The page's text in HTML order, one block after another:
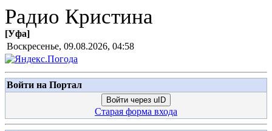
Радио Кристина
[Уфа]
Воскресенье, 09.08.2026, 04:58
Войти на Портал
Войти через uID
Старая форма входа